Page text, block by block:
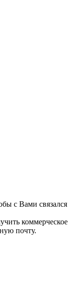
с Вами связался
коммерческое
почту.